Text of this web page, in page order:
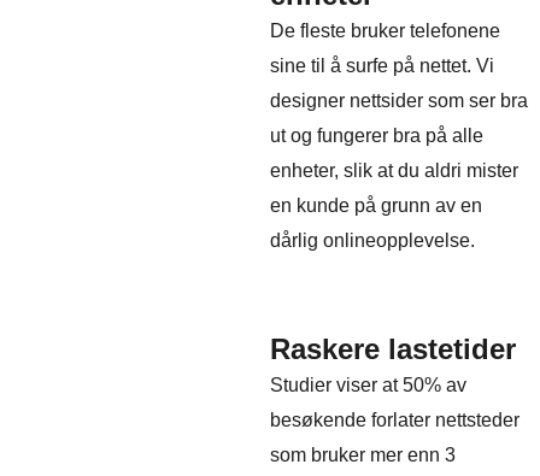
De fleste bruker telefonene
sine til å surfe på nettet. Vi
designer nettsider som ser bra
ut og fungerer bra på alle
enheter, slik at du aldri mister
en kunde på grunn av en
dårlig onlineopplevelse.
Raskere lastetider
Studier viser at 50% av
besøkende forlater nettsteder
som bruker mer enn 3